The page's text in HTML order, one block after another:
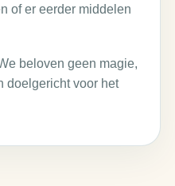
of er eerder middelen
beloven geen magie,
doelgericht voor het